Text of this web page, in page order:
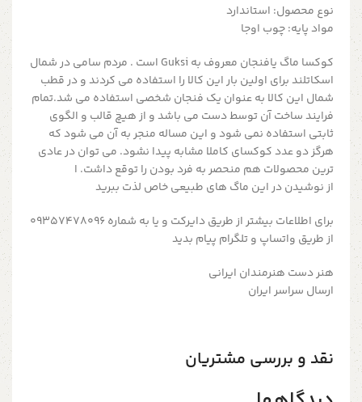
نوع محصول: استاندارد
مواد پایه: چوب اوجا
کوکسا ماگ یافنجان معروف به Guksi است . مردم سامی در شمال
اسکاتلند برای اولین بار این کالا را استفاده می کردند و در قطب
شمال این کالا به عنوان یک فنجان شخصی استفاده می شد.تمام
فرایند ساخت آن توسط دست می باشد و از هیچ قالب و الگوی
ثابتی استفاده نمی شود و این مساله منجر به آن می شود که
هرگز دو عدد کوکسای کاملا مشابه پیدا نشود. می توان در عادی
ترین محصولات هم منحصر به فرد بودن را توقع داشت. ا
از نوشیدن در این ماگ های طبیعی خاص لذت ببرید
برای اطلاعات بیشتر از طریق دایرکت و یا به شماره 09357478096
از طریق واتساپ و تلگرام پیام بدید
هنر دست هنرمندان ایرانی
ارسال سراسر ایران
نقد و بررسی مشتریان